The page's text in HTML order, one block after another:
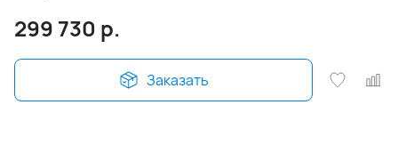
299 730 р.
Заказать